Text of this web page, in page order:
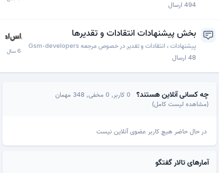
494 ارسال
بخش پیشنهادات انتقادات و تقدیرها
پیشنهادات ، انتقادات و تفدیر در خصوص مرجعه Gsm-developers
48 ارسال
چه کسانی آنلاین هستند؟ 0 کاربر
, 0 مخفی, 348 مهمان
(مشاهده لیست کامل)
در حال حاضر هیچ کاربر عضوی آنلاین نیست
آمارهای تالار گفتگو